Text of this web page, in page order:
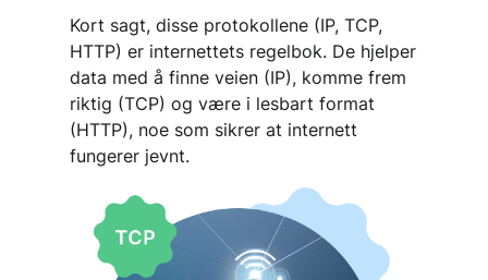
Kort sagt, disse protokollene (IP, TCP,
HTTP) er internettets regelbok. De hjelper
data med å finne veien (IP), komme frem
riktig (TCP) og være i lesbart format
(HTTP), noe som sikrer at internett
fungerer jevnt.